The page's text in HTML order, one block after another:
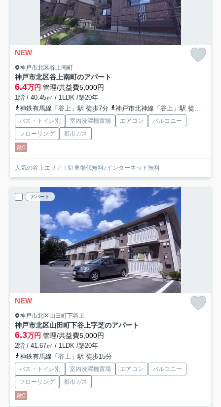
NEW
神戸市北区谷上南町
神戸市北区谷上南町のアパート
6.4万円 管理/共益費5,000円
1階 / 40.45㎡ / 1LDK /築20年
神鉄有馬線「谷上」駅 徒歩7分
神戸市北神線「谷上」駅 徒歩7分
バス・トイレ別 室内洗濯機置場 エアコン
バルコニー
フローリング
都市ガス
敷0
人気の谷上エリア！駐車場代無料♪インターネット無料
アパート
NEW
神戸市北区山田町下谷上
神戸市北区山田町下谷上字芝のアパート
6.3万円 管理/共益費5,000円
2階 / 41.67㎡ / 1LDK /築20年
神鉄有馬線「谷上」駅 徒歩15分
バス・トイレ別 室内洗濯機置場 エアコン
バルコニー
フローリング
都市ガス
敷0